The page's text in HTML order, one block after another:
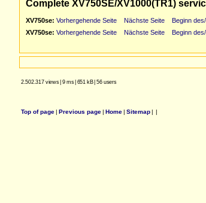
Complete XV750SE/XV1000(TR1)
XV750se: Vorhergehende Seite Nächste Seite Beginn
XV750se: Vorhergehende Seite Nächste Seite Beginn
2.502.317 views| 9 ms| 651 kB| 56 users
Top of page| Previous page| Home| Sitemap| |